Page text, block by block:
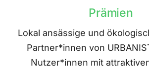
Prämien
Lokal ansässige und
Partner*innen von
Nutzer*innen mit